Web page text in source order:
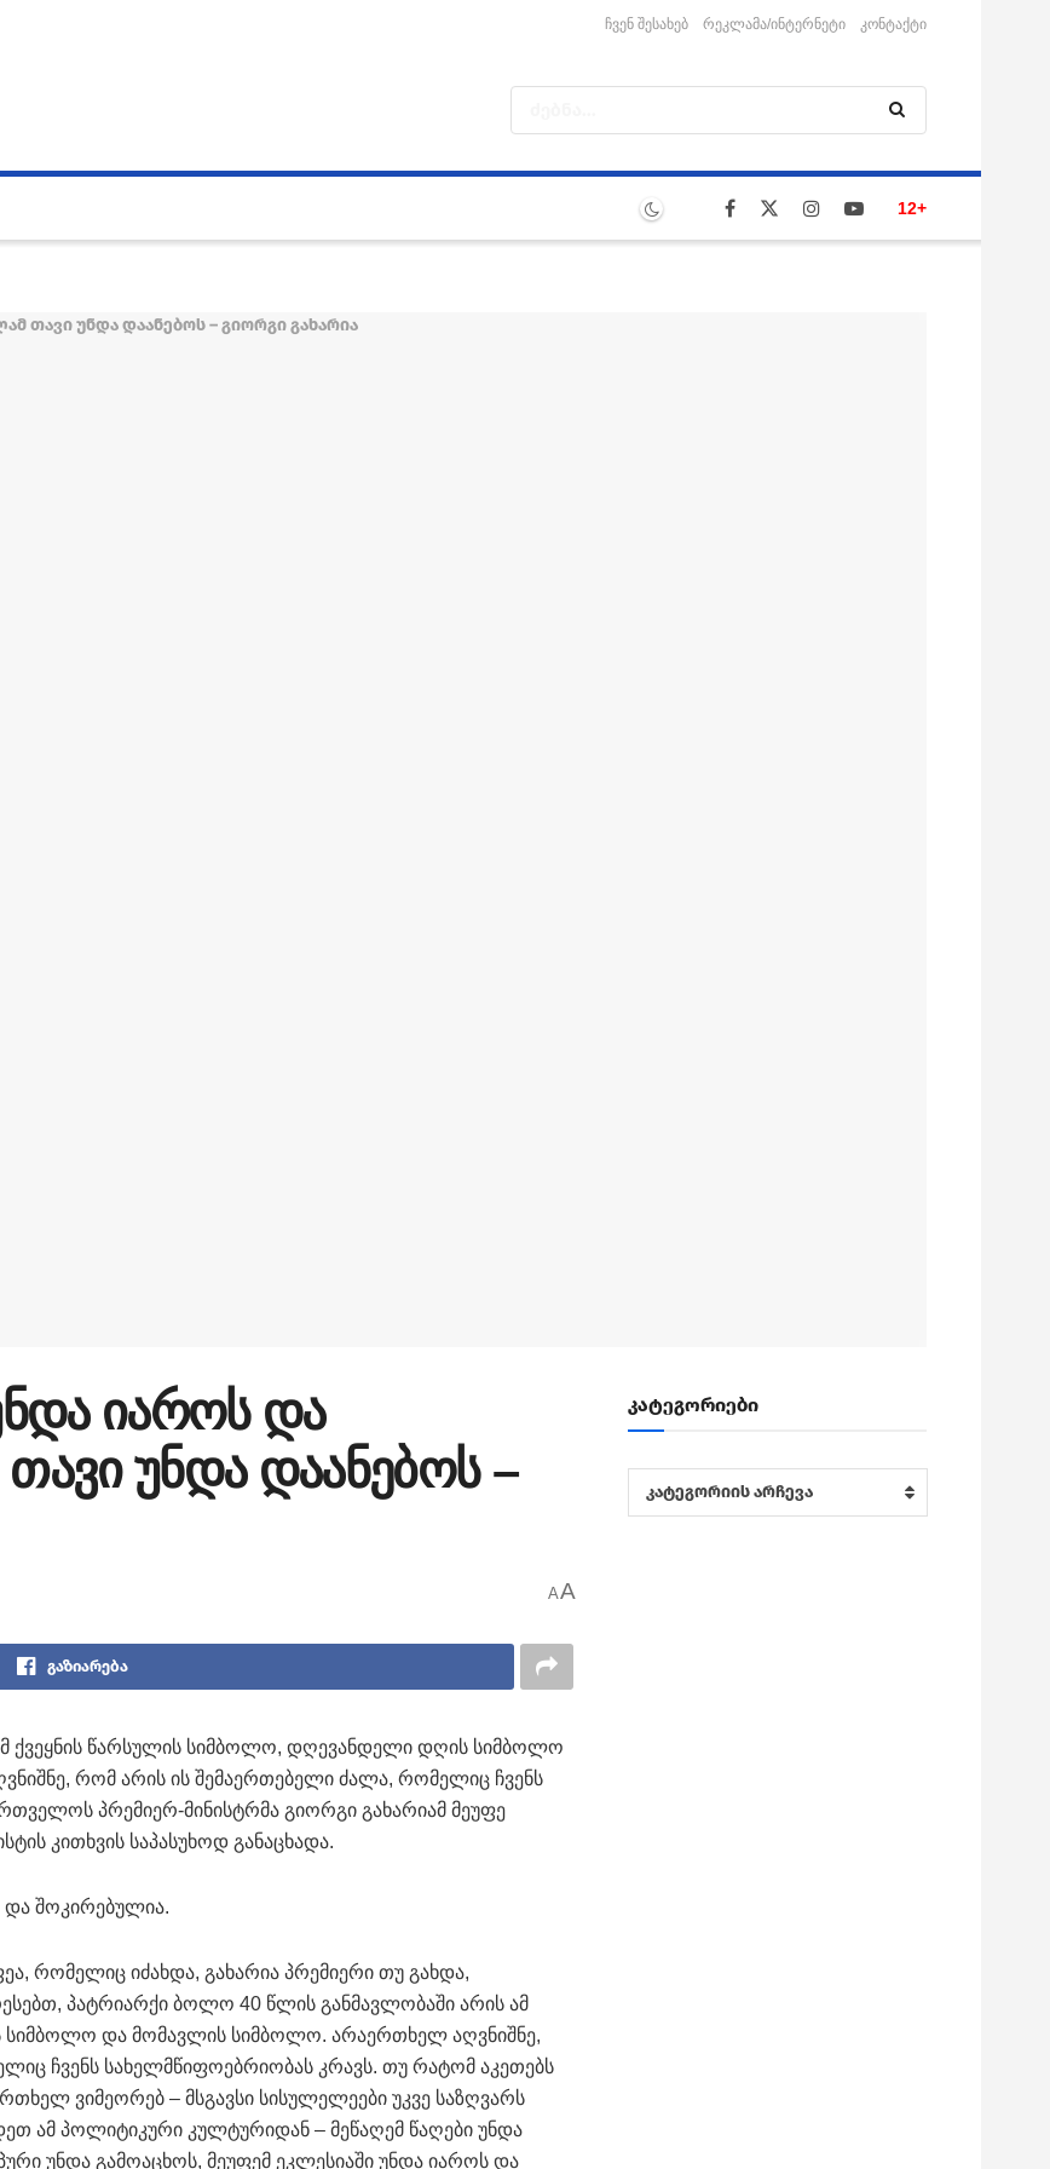
ჩვენ შესახებ რეკლამა/ინტერნეტი კონტაქტი
12+
იაროს და
უნდა დაანებოს –
AA
გაზიარება
ქვეყნის წარსულის სიმბოლო, დღევანდელი დღის სიმბოლო
რომ არის ის შემაერთებელი ძალა, რომელიც ჩვენს
პრემიერ-მინისტრმა გიორგი გახარიამ მეუფე
კითხვის საპასუხოდ განაცხადა.
და შოკირებულია.
რომელიც იძახდა, გახარია პრემიერი თუ გახდა,
პატრიარქი ბოლო 40 წლის განმავლობაში არის ამ
და მომავლის სიმბოლო. არაერთხელ აღვნიშნე,
ჩვენს სახელმწიფოებრიობას კრავს. თუ რატომ აკეთებს
ვიმეორებ – მსგავსი სისულელეები უკვე საზღვარს
ამ პოლიტიკური კულტურიდან – მეწაღემ წაღები უნდა
უნდა გამოაცხოს, მეუფემ ეკლესიაში უნდა იაროს და
კატეგორიები
კატეგორიები
კატეგორიის არჩევა